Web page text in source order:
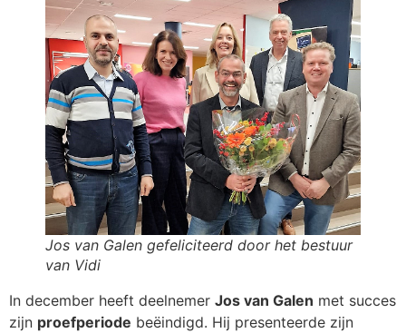
Jos van Galen gefeliciteerd door het bestuur
van Vidi
In december heeft deelnemer Jos van Galen met succes
zijn proefperiode beëindigd. Hij presenteerde zijn